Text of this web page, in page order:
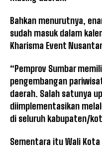
Bahkan menurutnya,
sudah masuk dalam
Kharisma Event
“Pemprov Sumbar
pengembangan
daerah. Salah satunya
diimplementasikan
di seluruh kabupaten/
Sementara itu Wali Kota